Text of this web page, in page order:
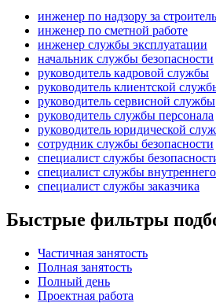
инженер по надзору за
инженер по сметной работе
инженер службы эксплуатации
начальник службы безопасности
руководитель кадровой службы
руководитель клиентской
руководитель сервисной службы
руководитель службы персонала
руководитель юридической
сотрудник службы безопасности
специалист службы
специалист службы
специалист службы заказчика
Быстрые фильтры
Частичная занятость
Полная занятость
Полный день
Проектная работа